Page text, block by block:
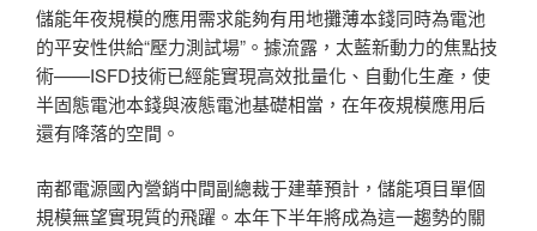
儲能年夜規模的應用需求能夠有用地攤薄本錢同時為電池
的平安性供給“壓力測試場”。據流露，太藍新動力的焦點技
術——ISFD技術已經能實現高效批量化、自動化生產，使
半固態電池本錢與液態電池基礎相當，在年夜規模應用后
還有降落的空間。
南都電源國內營銷中間副總裁于建華預計，儲能項目單個
規模無望實現質的飛躍。本年下半年將成為這一趨勢的關